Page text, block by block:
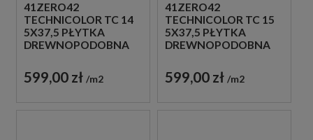
41ZERO42
TECHNICOLOR TC 14
5X37,5 PŁYTKA
DREWNOPODOBNA
599,00 zł m2
41ZERO42
TECHNICOLOR TC 15
5X37,5 PŁYTKA
DREWNOPODOBNA
599,00 zł m2